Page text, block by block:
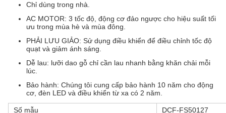
Chỉ dùng trong nhà.
AC MOTOR: 3 tốc độ, động cơ đảo ngược cho hiệu suất tối
ưu trong mùa hè và mùa đông.
PHẢI LƯU GIẢO: Sử dụng điều khiển để điều chỉnh tốc độ
quạt và giảm ánh sáng.
Dễ lau: lưỡi dao gỗ chỉ cần lau nhanh bằng khăn chải mỗi
lúc.
Bảo hành: Chúng tôi cung cấp bảo hành 10 năm cho động
cơ, đèn LED và điều khiển từ xa có 2 năm.
Số mẫu DCF-FS50127